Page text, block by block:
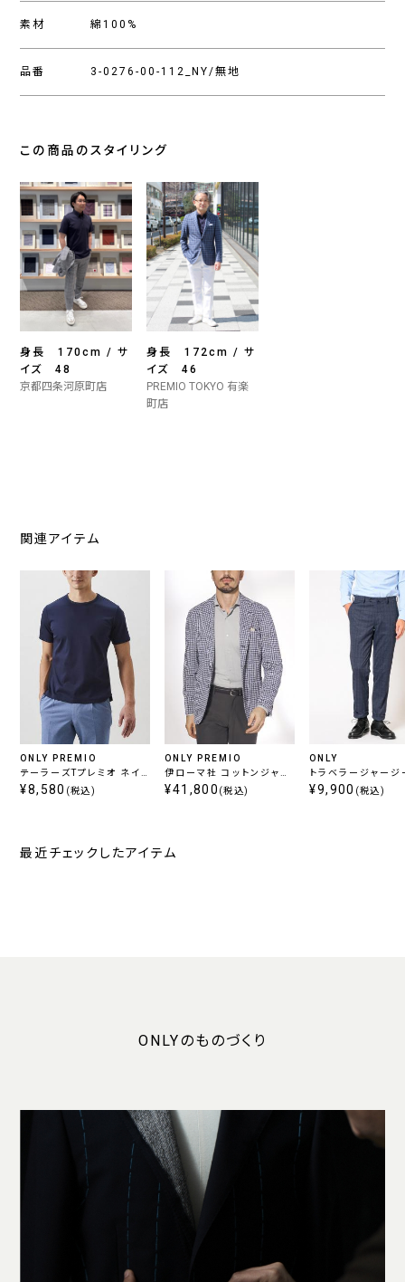
素材 綿100%
品番 3-0276-00-112_NY/無地
この商品のスタイリング
身長 170cm / サ
イズ 48
京都四条河原町店
身長 172cm / サ
イズ 46
PREMIO TOKYO 有楽
町店
関連アイテム
ONLY PREMIO
テーラーズTプレミオ ネイ
ビー 定番
¥8,580 (税込)
ONLY PREMIO
伊ローマ社 コットンジャー
ジージャケット ブルー千鳥
¥41,800 (税込)
ONLY
トラベラージャー
ットアップパンツ ネ
¥9,900 (税込)
最近チェックしたアイテム
ONLYのものづくり